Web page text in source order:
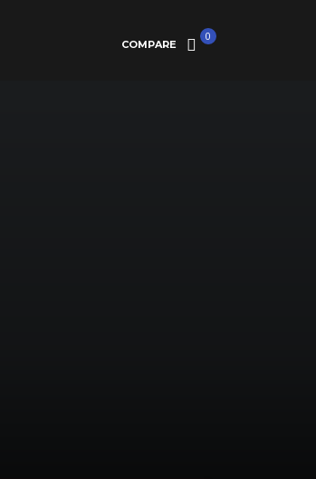
COMPARE
0